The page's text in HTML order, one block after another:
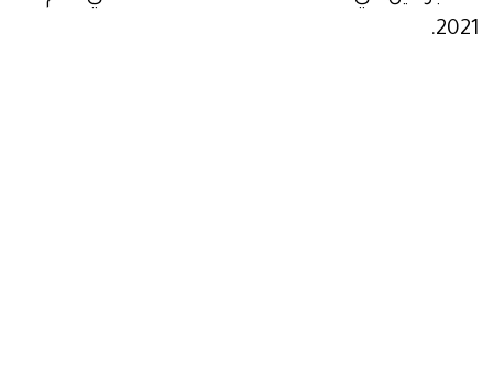
2021.